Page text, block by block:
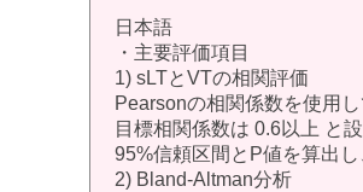
日本語
・主要評価項目
1) sLTとVTの相関評価
Pearsonの相関係数を使用
目標相関係数は 0.6以上 と設
95%信頼区間とP値を算出
2) Bland-Altman分析